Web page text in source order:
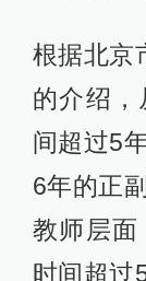
根据北京
的介绍
间超过5
6年的正
教师层面
时间超过